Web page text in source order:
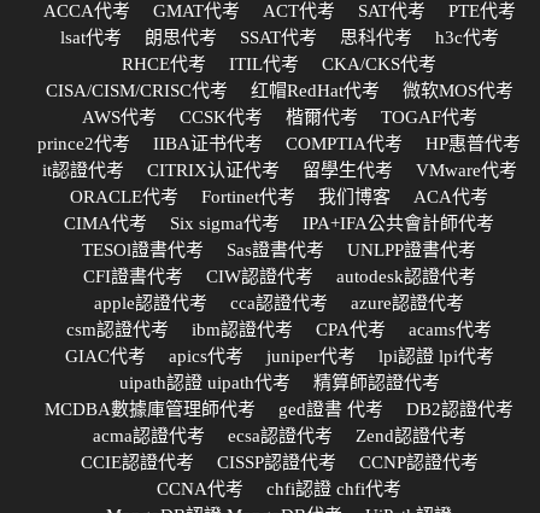
ACCA代考
GMAT代考 ACT代考 SAT代考
PTE代考
lsat代考
朗思代考 SSAT代考 思科代考
h3c代考
RHCE代考
ITIL代考
CKA/CKS代考
CISA/CISM/CRISC代考
红帽RedHat代考
微软MOS代考
AWS代考
CCSK代考 楷爾代考
TOGAF代考
prince2代考
IIBA证书代考 COMPTIA代考
HP惠普代考
it認證代考
CITRIX认证代考 留學生代考
VMware代考
ORACLE代考
Fortinet代考 我们博客
ACA代考
CIMA代考
Six sigma代考
IPA+IFA公共會計師代考
TESOl證書代考
Sas證書代考
UNLPP證書代考
CFI證書代考
CIW認證代考
autodesk認證代考
apple認證代考
cca認證代考
azure認證代考
csm認證代考
ibm認證代考 CPA代考
acams代考
GIAC代考
apics代考 juniper代考
lpi認證 lpi代考
uipath認證 uipath代考
精算師認證代考
MCDBA數據庫管理師代考
ged證書 代考
DB2認證代考
acma認證代考
ecsa認證代考
Zend認證代考
CCIE認證代考
CISSP認證代考
CCNP認證代考
CCNA代考
chfi認證 chfi代考